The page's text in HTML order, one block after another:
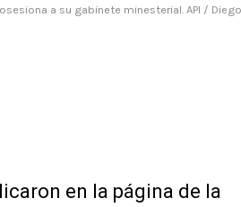
a su gabinete minesterial. API / Diego
en la página de la